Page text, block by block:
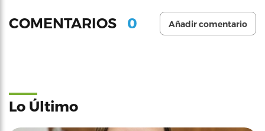
COMENTARIOS 0 Añadir comentario
Lo Último